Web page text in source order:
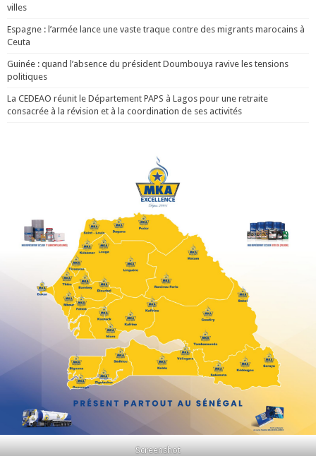
villes
Espagne : l’armée lance une vaste traque contre des migrants marocains à
Ceuta
Guinée : quand l’absence du président Doumbouya ravive les tensions
politiques
La CEDEAO réunit le Département PAPS à Lagos pour une retraite
consacrée à la révision et à la coordination de ses activités
Screenshot